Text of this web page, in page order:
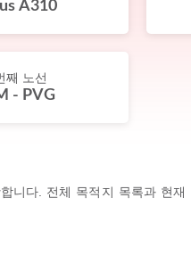
A310
째 노선
- PVG
니다. 전체 목적지 목록과 현